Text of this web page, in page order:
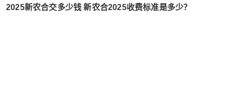
2025新农合交多少钱 新农合2025收费标准是多少？